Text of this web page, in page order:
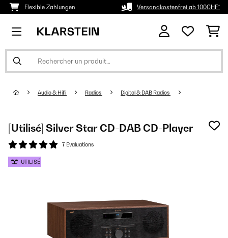
Flexible Zahlungen Versandkostenfrei ab 100CHF*
Audio & Hifi Radios Digital & DAB Radios
[Utilisé] Silver Star CD-DAB CD-Player
7 Evaluations
UTILISÉ